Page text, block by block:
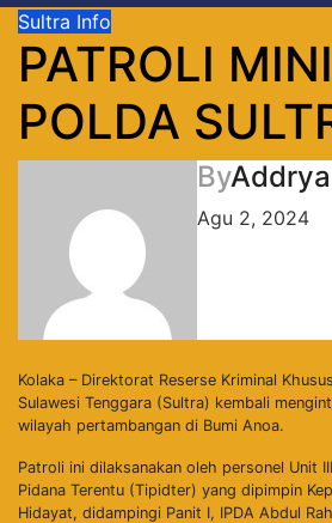
Sultra Info
PATROLI
POLDA
By
Agu 2, 2024
Kolaka – Direktorat Reserse Kriminal
Sulawesi Tenggara (Sultra) kembali
wilayah pertambangan di Bumi Anoa.
Patroli ini dilaksanakan oleh personel Unit
Pidana Terentu (Tipidter) yang dipimpin
Hidayat, didampingi Panit I, IPDA Abdul